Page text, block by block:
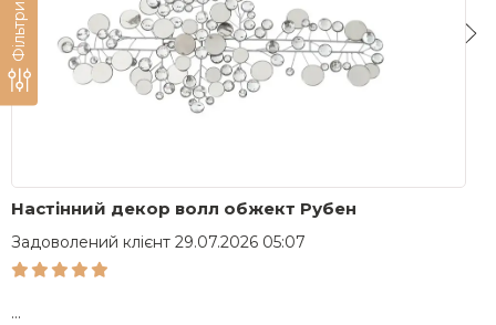
Фільтри
Настінний декор волл обжект Рубен
Задоволений клієнт 29.07.2026 05:07
...